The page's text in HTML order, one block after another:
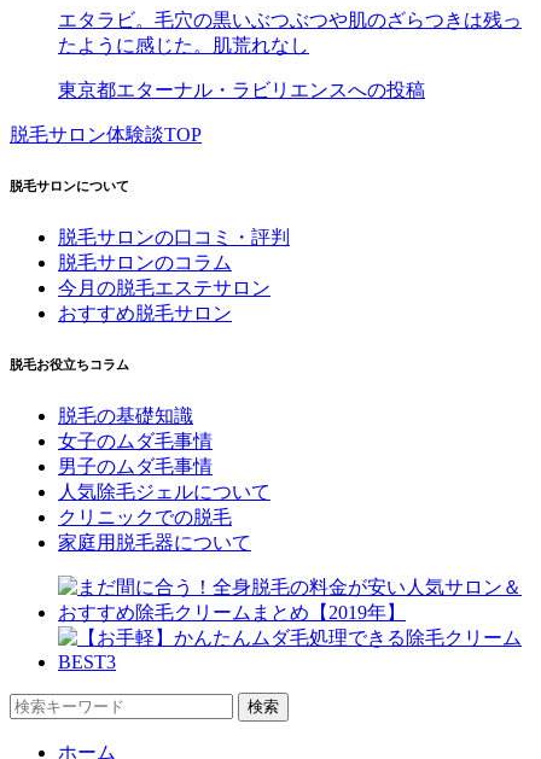
エタラビ。毛穴の黒いぶつぶつや肌のざらつきは残っ
たように感じた。肌荒れなし
東京都エターナル・ラビリエンスへの投稿
脱毛サロン体験談TOP
脱毛サロンについて
脱毛サロンの口コミ・評判
脱毛サロンのコラム
今月の脱毛エステサロン
おすすめ脱毛サロン
脱毛お役立ちコラム
脱毛の基礎知識
女子のムダ毛事情
男子のムダ毛事情
人気除毛ジェルについて
クリニックでの脱毛
家庭用脱毛器について
ホーム